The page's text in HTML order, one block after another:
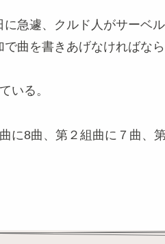
急遽、クルド人がサーベ
曲を書きあげなければなら
いる。
に8曲、第２組曲に７曲、